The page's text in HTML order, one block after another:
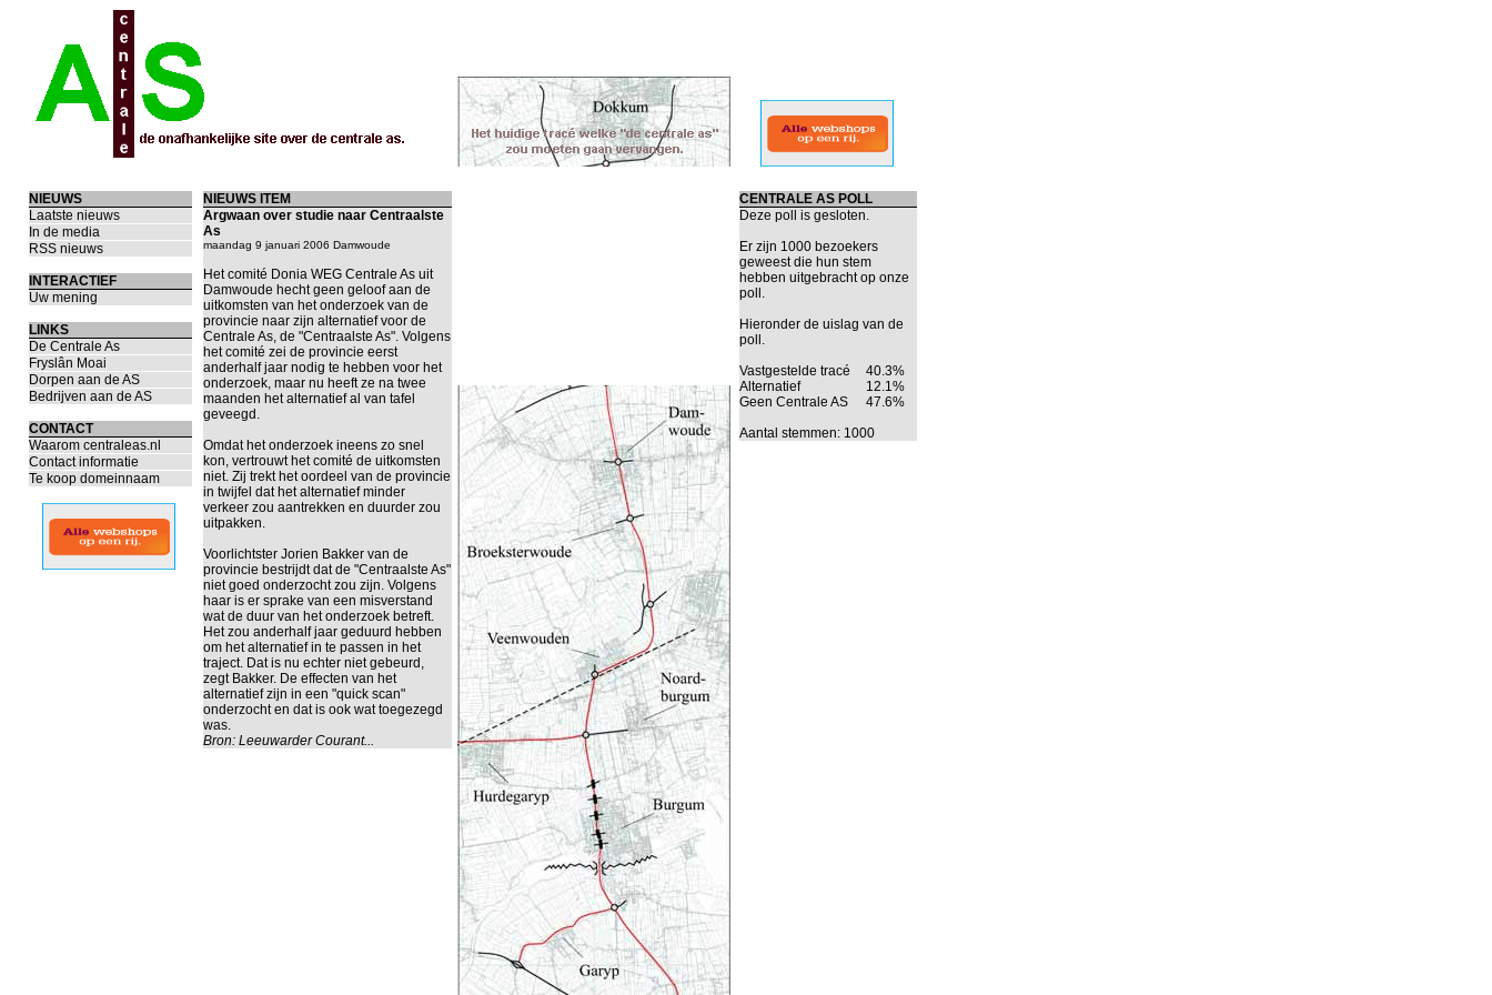
NIEUWS
Laatste nieuws
In de media
RSS nieuws
INTERACTIEF
Uw mening
LINKS
De Centrale As
Fryslân Moai
Dorpen aan de AS
Bedrijven aan de AS
CONTACT
Waarom centraleas.nl
Contact informatie
Te koop domeinnaam
NIEUWS ITEM
Argwaan over studie naar Centraalste
As
maandag 9 januari 2006 Damwoude
Het comité Donia WEG Centrale As uit
Damwoude hecht geen geloof aan de
uitkomsten van het onderzoek van de
provincie naar zijn alternatief voor de
Centrale As, de "Centraalste As". Volgens
het comité zei de provincie eerst
anderhalf jaar nodig te hebben voor het
onderzoek, maar nu heeft ze na twee
maanden het alternatief al van tafel
geveegd.
Omdat het onderzoek ineens zo snel
kon, vertrouwt het comité de uitkomsten
niet. Zij trekt het oordeel van de provincie
in twijfel dat het alternatief minder
verkeer zou aantrekken en duurder zou
uitpakken.
Voorlichtster Jorien Bakker van de
provincie bestrijdt dat de "Centraalste As"
niet goed onderzocht zou zijn. Volgens
haar is er sprake van een misverstand
wat de duur van het onderzoek betreft.
Het zou anderhalf jaar geduurd hebben
om het alternatief in te passen in het
traject. Dat is nu echter niet gebeurd,
zegt Bakker. De effecten van het
alternatief zijn in een "quick scan"
onderzocht en dat is ook wat toegezegd
was.
Bron: Leeuwarder Courant...
CENTRALE AS POLL
Deze poll is gesloten.
Er zijn 1000 bezoekers
geweest die hun stem
hebben uitgebracht op onze
poll.
Hieronder de uislag van de
poll.
Vastgestelde tracé
40.3%
Alternatief
12.1%
Geen Centrale AS
47.6%
Aantal stemmen: 1000